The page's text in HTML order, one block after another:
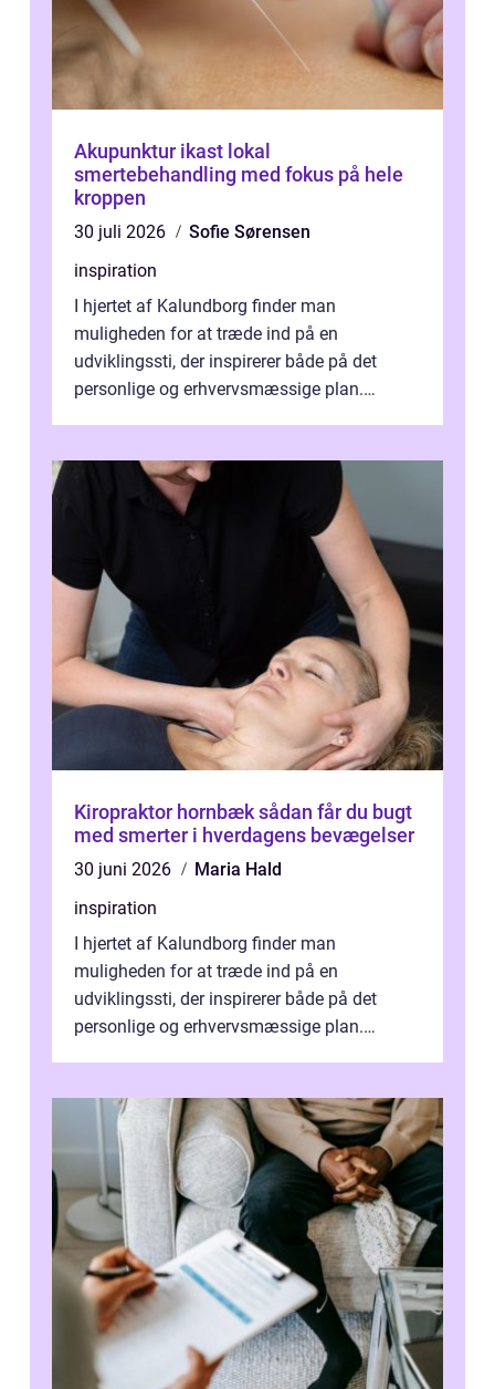
Akupunktur ikast lokal
smertebehandling med fokus på hele
kroppen
30 juli 2026
Sofie Sørensen
inspiration
I hjertet af Kalundborg finder man
muligheden for at træde ind på en
udviklingssti, der inspirerer både på det
personlige og erhvervsmæssige plan.
Kiropraktor hornbæk sådan får du bugt
med smerter i hverdagens bevægelser
30 juni 2026
Maria Hald
inspiration
I hjertet af Kalundborg finder man
muligheden for at træde ind på en
udviklingssti, der inspirerer både på det
personlige og erhvervsmæssige plan.